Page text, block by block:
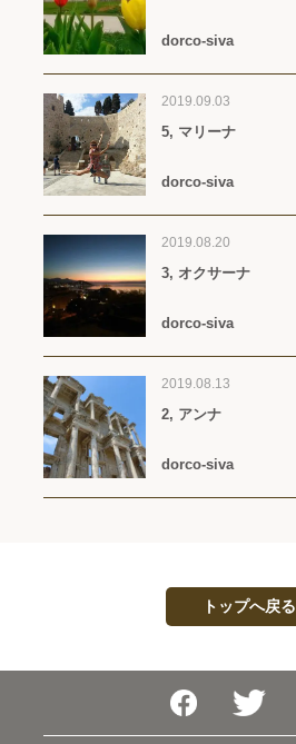
dorco-siva
2019.09.03
5, マリーナ
dorco-siva
2019.08.20
3, オクサーナ
dorco-siva
2019.08.13
2, アンナ
dorco-siva
トップへ戻る